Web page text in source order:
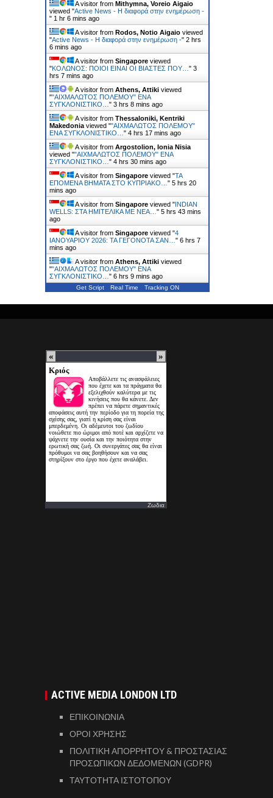
A visitor from Mithymna, Voreio Aigaio
viewed "Active News - Η διαφορά στην ενημέρωση -
" 1 hr 6 mins ago
A visitor from Rodos, Notio Aigaio viewed
"Active News - Η διαφορά στην ενημέρωση -" 2 hrs
6 mins ago
A visitor from Singapore viewed
"ΚΟΛΩΝΟΣ: ΠΟΙΟΙ ΕΙΝΑΙ ΟΙ ΒΙΑΣΤΕΣ ΠΟΥ… " 3
hrs 7 mins ago
A visitor from Athens, Attiki viewed
""ΑΙΧΜΑΛΩΤΟΣ ΠΟΛΕΜΟΥ" ΕΝΑ
ΣΥΓΚΛΟΝΙΣΤΙΚΟ… " 3 hrs 8 mins ago
A visitor from Thessaloniki, Kentriki
Makedonia viewed ""ΑΙΧΜΑΛΩΤΟΣ ΠΟΛΕΜΟΥ"
ΕΝΑ ΣΥΓΚΛΟΝΙΣΤΙΚΟ… " 4 hrs 17 mins ago
A visitor from Argostolion, Ionia Nisia
viewed ""ΑΙΧΜΑΛΩΤΟΣ ΠΟΛΕΜΟΥ" ΕΝΑ
ΣΥΓΚΛΟΝΙΣΤΙΚΟ… " 4 hrs 30 mins ago
A visitor from Singapore viewed "ΤΑ
ΕΠΟΜΕΝΑ ΒΗΜΑΤΑ ΣΤΟ ΚΥΠΡΙΑΚΟ… " 5 hrs 20
mins ago
A visitor from Singapore viewed " INDIAN
WELLS: ΣΤΑ ΗΜΙΤΕΛΙΚΑ ΜΕ ΝΕΑ… " 5 hrs 43 mins
ago
A visitor from Singapore viewed "4
ΙΑΝΟΥΑΡΙΟΥ 2026: ΤΑ ΓΕΓΟΝΟΤΑ ΣΑΝ… " 6 hrs 7
mins ago
A visitor from Athens, Attiki viewed
""ΑΙΧΜΑΛΩΤΟΣ ΠΟΛΕΜΟΥ" ΕΝΑ
ΣΥΓΚΛΟΝΙΣΤΙΚΟ… " 6 hrs 9 mins ago
Get Script Real Time Tracking ON
Ζωδια
ACTIVE MEDIA LONDON LTD
ΕΠΙΚΟΙΝΩΝΙΑ
ΟΡΟΙ ΧΡΗΣΗΣ
ΠΟΛΙΤΙΚΗ ΑΠΟΡΡΗΤΟΥ & ΠΡΟΣΤΑΣΙΑΣ
ΠΡΟΣΩΠΙΚΩΝ ΔΕΔΟΜΕΝΩΝ (GDPR)
ΤΑΥΤΟΤΗΤΑ ΙΣΤΟΤΟΠΟΥ